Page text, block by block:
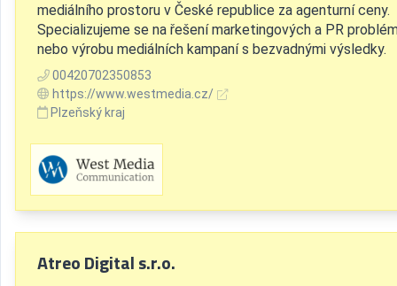
mediálního prostoru v České republice za agenturní ceny.
Specializujeme se na řešení marketingových a PR
nebo výrobu mediálních kampaní s bezvadnými výsledky.
00420702350853
https://www.westmedia.cz/
Plzeňský kraj
Atreo Digital s.r.o.